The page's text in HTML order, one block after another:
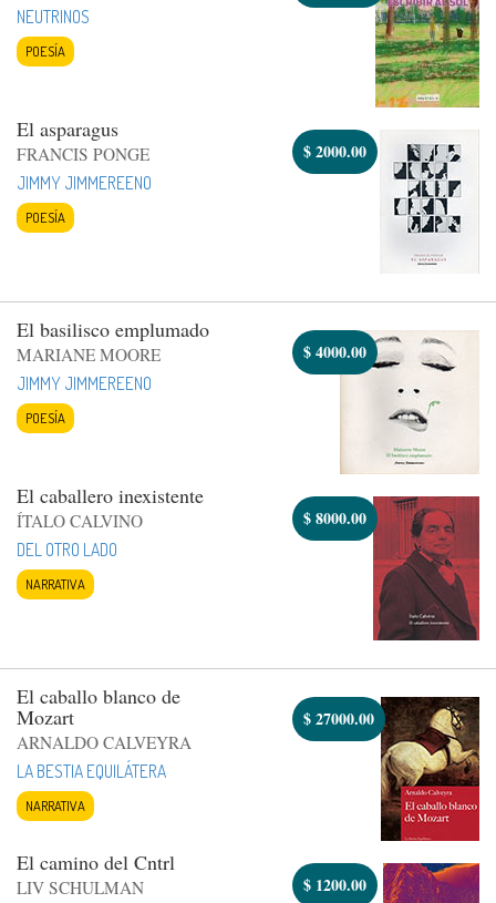
NEUTRINOS
POESÍA
El asparagus
FRANCIS PONGE
JIMMY JIMMEREENO
POESÍA
$2000.00
El basilisco emplumado
MARIANE MOORE
JIMMY JIMMEREENO
POESÍA
$4000.00
El caballero inexistente
ÍTALO CALVINO
DEL OTRO LADO
NARRATIVA
$8000.00
El caballo blanco de
Mozart
ARNALDO CALVEYRA
LA BESTIA EQUILÁTERA
NARRATIVA
$27000.00
El camino del Cntrl
LIV SCHULMAN
$ 1200.00